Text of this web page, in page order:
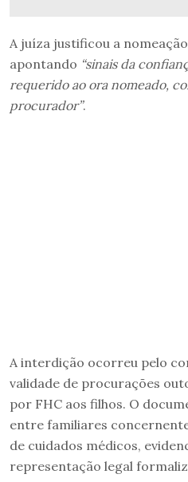
A juíza justificou a
apontando “sinais da
requerido ao ora nomeado,
procurador”.
A interdição ocorreu pelo
validade de procurações
por FHC aos filhos. O
entre familiares
de cuidados médicos,
representação legal